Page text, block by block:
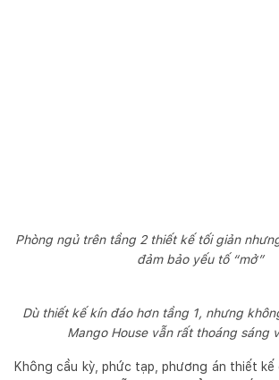
Phòng ngủ trên tầng 2 thiết kế tối giản
đảm bảo yếu tố “mở”
Dù thiết kế kín đáo hơn tầng 1, nhưng
Mango House vẫn rất thoáng sáng
Không cầu kỳ, phức tạp, phương án thiết kế